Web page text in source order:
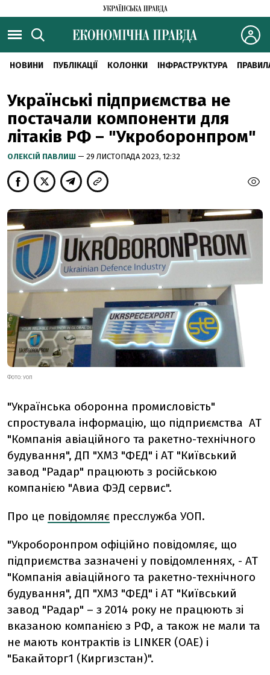
НОВИНИ ПУБЛІКАЦІЇ КОЛОНКИ ІНФРАСТРУКТУРА
Українські підприємства не
постачали компоненти для
літаків РФ – "Укроборонпром"
ОЛЕКСІЙ ПАВЛИШ — 29 ЛИСТОПАДА 2023, 12:32
ФОТО: УОП
"Українська оборонна промисловість"
спростувала інформацію, що підприємства АТ
"Компанія авіаційного та ракетно-технічного
будування", ДП "ХМЗ "ФЕД" і АТ "Київський
завод "Радар" працюють з російською
компанією "Авиа ФЭД сервис".
Про це повідомляє пресслужба УОП.
"Укроборонпром офіційно повідомляє, що
підприємства зазначені у повідомленнях, - АТ
"Компанія авіаційного та ракетно-технічного
будування", ДП "ХМЗ "ФЕД" і АТ "Київський
завод "Радар" – з 2014 року не працюють зі
вказаною компанією з РФ, а також не мали та
не мають контрактів із LINKER (ОАЕ) і
"Бакайторг1 (Киргизстан)".